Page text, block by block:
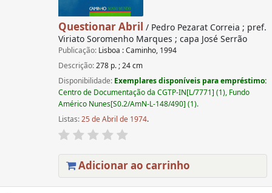
Questionar Abril / Pedro Pezarat Correia ; pref.
Viriato Soromenho Marques ; capa José Serrão
Publicação: Lisboa : Caminho, 1994
Descrição:278 p. ; 24 cm
Disponibilidade: Exemplares disponíveis para empréstimo:
Centro de Documentação da CGTP-IN[L/7771] (1), Fundo
Américo Nunes[S0.2/AmN-L-148/490] (1).
Listas:25 de Abril de 1974.
Adicionar ao carrinho